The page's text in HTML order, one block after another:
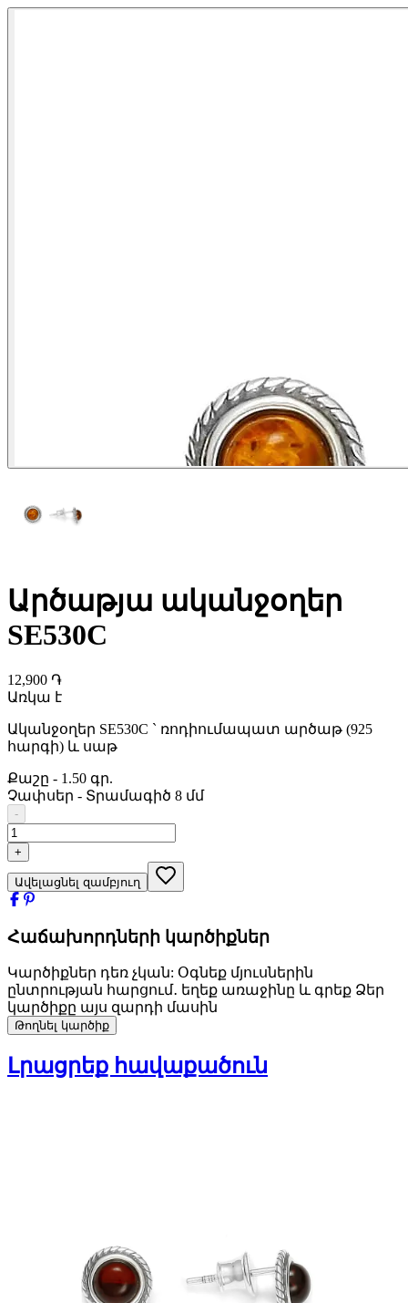
Արծաթյա ականջօղեր
SE530C
12,900 ֏
Առկա է
Ականջօղեր SE530C ` ռոդիումապատ արծաթ (925
հարգի) և սաթ
Քաշը - 1.50 գր.
Չափսեր - Տրամագիծ 8 մմ
-
+
Ավելացնել զամբյուղ
Հաճախորդների կարծիքներ
Կարծիքներ դեռ չկան: Օգնեք մյուսներին
ընտրության հարցում․ եղեք առաջինը և գրեք Ձեր
կարծիքը այս զարդի մասին
Թողնել կարծիք
Լրացրեք հավաքածուն